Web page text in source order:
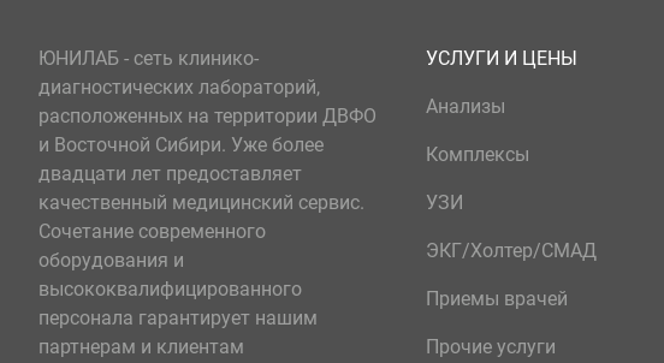
ЮНИЛАБ - сеть клинико-
диагностических лабораторий,
расположенных на территории ДВФО
и Восточной Сибири. Уже более
двадцати лет предоставляет
качественный медицинский сервис.
Сочетание современного
оборудования и
высококвалифицированного
персонала гарантирует нашим
партнерам и клиентам
УСЛУГИ И ЦЕНЫ
Анализы
Комплексы
УЗИ
ЭКГ/Холтер/СМАД
Приемы врачей
Прочие услуги